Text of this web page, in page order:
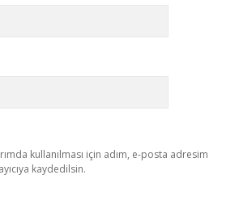
kullanılması için adım, e-posta adresim
kaydedilsin.